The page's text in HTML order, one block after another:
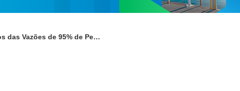
Estudos das Vazões de 95% de Permanência